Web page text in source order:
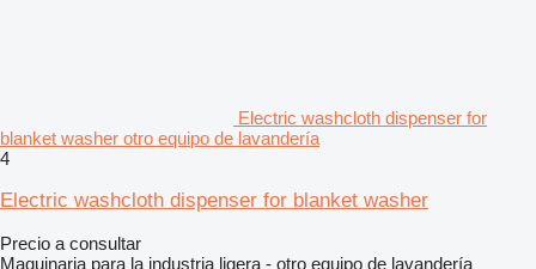
Electric washcloth dispenser for
blanket washer otro equipo de lavandería
4
Electric washcloth dispenser for blanket washer
Precio a consultar
Maquinaria para la industria ligera - otro equipo de lavandería